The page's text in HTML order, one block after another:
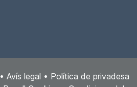
• Avís legal • Política de privadesa